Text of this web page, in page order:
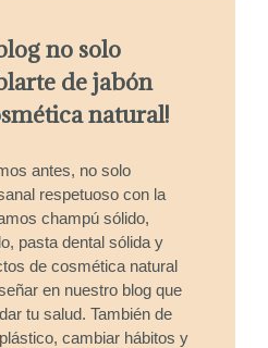
no solo
de jabón
natural!
antes, no solo
respetuoso con la
champú sólido,
pasta dental sólida y
de cosmética natural
en nuestro blog que
tu salud. También de
cambiar hábitos y